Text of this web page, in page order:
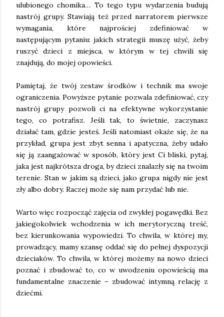
ulubionego chomika… To tego typu wydarzenia budują
nastrój grupy. Stawiają też przed narratorem pierwsze
wymagania, które najprościej zdefiniować w
następującym pytaniu: jakich strategii muszę użyć, żeby
ruszyć dzieci z miejsca, w którym w tej chwili się
znajdują, do mojej opowieści.
Pamiętaj, że twój zestaw środków i technik ma swoje
ograniczenia. Powyższe pytanie pozwala zdefiniować, czy
nastrój grupy pozwoli ci na efektywne wykorzystanie
tego, co potrafisz. Jeśli tak, to świetnie, zaczynasz
działać tam, gdzie jesteś. Jeśli natomiast okaże się, że na
przykład, grupa jest zbyt senna i apatyczna, żeby udało
się ją zaangażować w sposób, który jest Ci bliski, pytaj,
jaka jest najkrótsza droga, by dzieci znalazły się na twoim
terenie. Stan w jakim są dzieci, jako grupa nigdy nie jest
zły albo dobry. Raczej może się nam przydać lub nie.
Warto więc rozpocząć zajęcia od zwykłej pogawędki. Bez
jakiegokolwiek wchodzenia w ich merytoryczną treść,
bez kierunkowania wypowiedzi. To chwila, w której my,
prowadzący, mamy szansę oddać się do pełnej dyspozycji
dzieciaków. To chwila, w której możemy na nowo dzieci
poznać i zbudować to, co w uwodzeniu opowieścią ma
fundamentalne znaczenie – zbudować intymną relację z
dziećmi.